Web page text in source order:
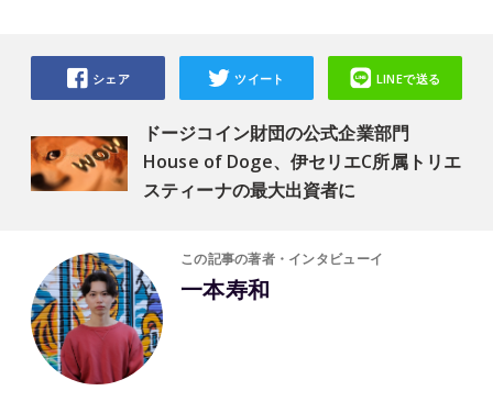
ドージコイン財団の公式企業部門
House of Doge、伊セリエC所属トリエ
スティーナの最大出資者に
シェア ツイート LINEで送る
この記事の著者・インタビューイ
一本寿和